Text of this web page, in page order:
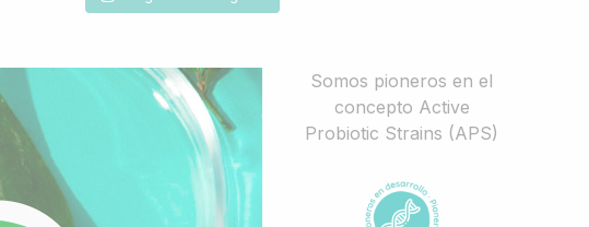
Somos pioneros en el
concepto Active
Probiotic Strains (APS)